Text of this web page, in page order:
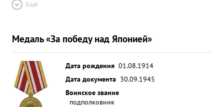
Ещё
Медаль «За победу над Японией»
Дата рождения 01.08.1914
Дата документа 30.09.1945
Воинское звание
подполковник